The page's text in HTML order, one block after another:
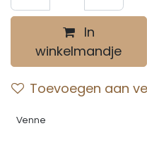
In
winkelmandje
Toevoegen aan
Venne